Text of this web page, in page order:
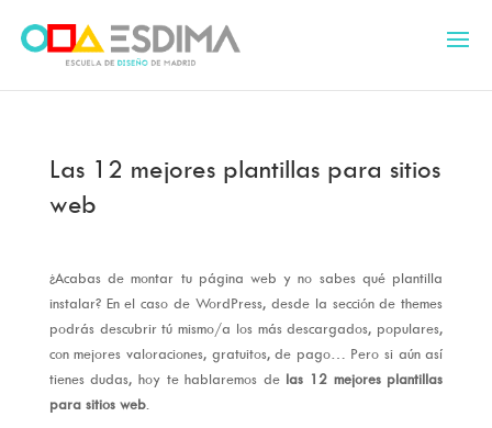
Las 12 mejores plantillas para sitios
web
¿Acabas de montar tu página web y no sabes qué plantilla
instalar? En el caso de WordPress, desde la sección de themes
podrás descubrir tú mismo/a los más descargados, populares,
con mejores valoraciones, gratuitos, de pago… Pero si aún así
tienes dudas, hoy te hablaremos de las 12 mejores plantillas
para sitios web.